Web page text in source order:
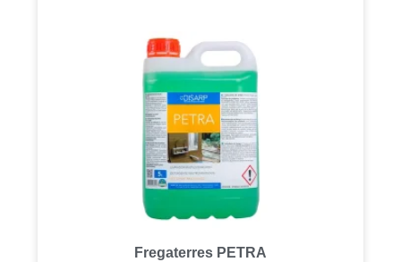
Fregaterres PETRA